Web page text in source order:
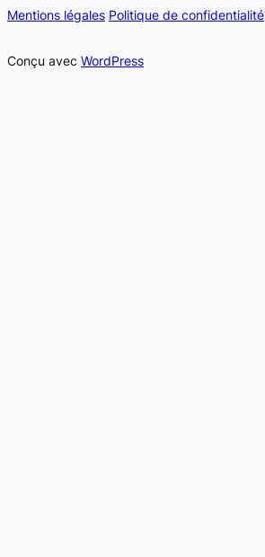
Mentions légales Politique de confidentialité
Conçu avec WordPress